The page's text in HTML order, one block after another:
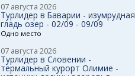
07 августа 2026
Турлидер в Баварии - изумрудная
гладь озер - 02/09 - 09/09
Одно место
07 августа 2026
Турлидер в Словении -
термальный курорт Олимие -